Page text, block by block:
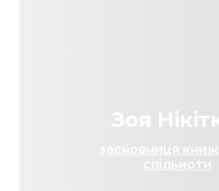
Зоя
засновниця
спільноти